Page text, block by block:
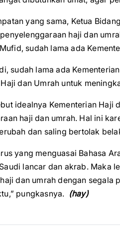
yang sama, Ketua
haji dan
sudah lama ada
sudah lama ada
dan Umrah untuk
idealnya Kementerian
haji dan umrah. Hal ini
dan saling bertolak
yang menguasai Bahasa
lancar dan akrab. Maka
dan umrah dengan
pungkasnya. (hay)